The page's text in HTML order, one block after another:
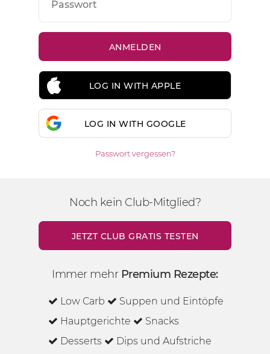
LOG IN WITH APPLE
LOG IN WITH GOOGLE
Passwort vergessen?
Noch kein Club-Mitglied?
JETZT CLUB GRATIS TESTEN
Immer mehr Premium Rezepte:
Low Carb
Suppen und Eintöpfe
Hauptgerichte
Snacks
Desserts
Dips und Aufstriche